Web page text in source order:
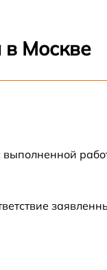
в Москве
выполненной